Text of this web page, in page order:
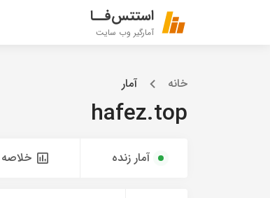
استتس‌فــا
آمارگیر وب سایت
خانه آمار
hafez.top
آمار زنده خلاصه